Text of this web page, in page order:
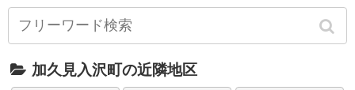
加久見入沢町の近隣地区